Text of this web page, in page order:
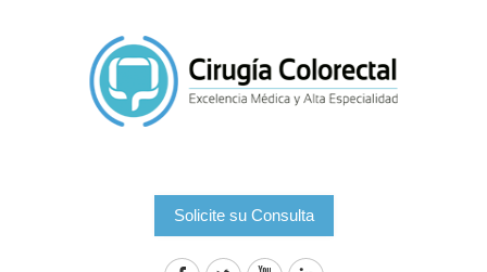
Solicite su Consulta